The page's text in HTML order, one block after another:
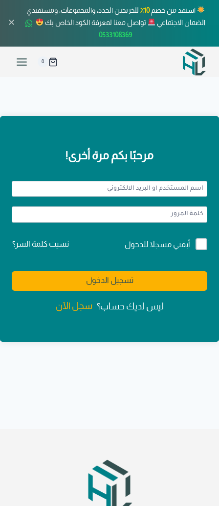
استفد من خصم10٪
للخريجين الجدد، والمجموعات، ومستفيدي
الضمان الاجتماعي
تواصل معنا لمعرفة الكود الخاص بك
0533108369
✕
0
مرحبًا بكم مرة أخرى!
Alternative:
أبقني مسجلا للدخول نسيت كلمة السر؟
تسجيل الدخول
ليس لديك حساب؟ سجل الآن